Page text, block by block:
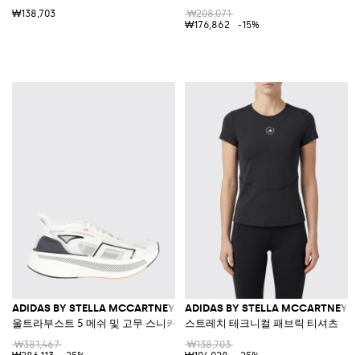
₩138,703
₩208,071
₩176,862
-15%
ADIDAS BY STELLA MCCARTNEY
울트라부스트 5 메쉬 및 고무 스니커즈
₩381,467
ADIDAS BY STELLA MCCARTNEY
스트레치 테크니컬 패브릭 티셔츠
₩138,703